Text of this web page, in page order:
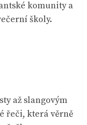
komunity a
školy.
až slangovým
řeči, která věrně